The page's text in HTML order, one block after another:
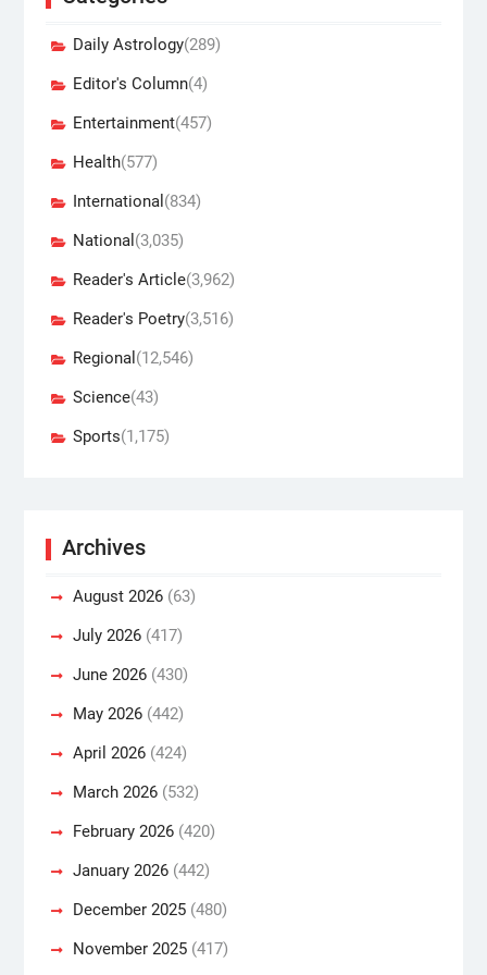
Daily Astrology(289)
Editor's Column(4)
Entertainment(457)
Health(577)
International (834)
National (3,035)
Reader's Article(3,962)
Reader's Poetry(3,516)
Regional (12,546)
Science(43)
Sports(1,175)
Archives
August 2026(63)
July 2026(417)
June 2026(430)
May 2026(442)
April 2026(424)
March 2026(532)
February 2026(420)
January 2026(442)
December 2025(480)
November 2025(417)